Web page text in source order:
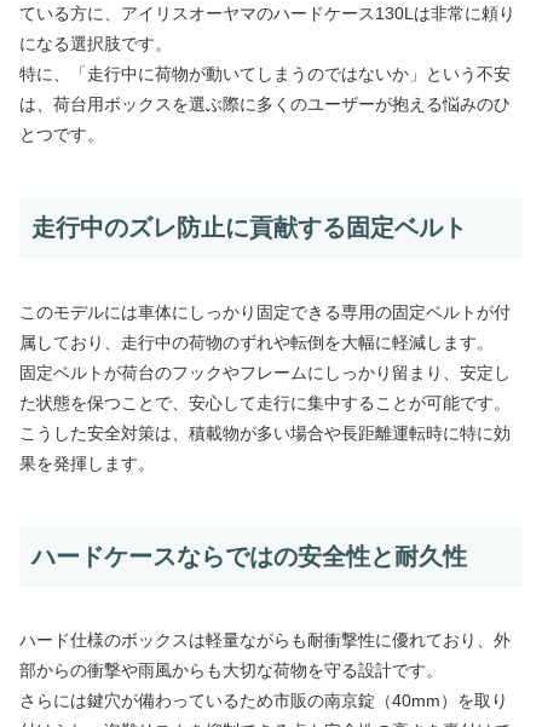
ている方に、アイリスオーヤマのハードケース130Lは非常に頼り
になる選択肢です。
特に、「走行中に荷物が動いてしまうのではないか」という不安
は、荷台用ボックスを選ぶ際に多くのユーザーが抱える悩みのひ
とつです。
走行中のズレ防止に貢献する固定ベルト
このモデルには車体にしっかり固定できる専用の固定ベルトが付
属しており、走行中の荷物のずれや転倒を大幅に軽減します。
固定ベルトが荷台のフックやフレームにしっかり留まり、安定し
た状態を保つことで、安心して走行に集中することが可能です。
こうした安全対策は、積載物が多い場合や長距離運転時に特に効
果を発揮します。
ハードケースならではの安全性と耐久性
ハード仕様のボックスは軽量ながらも耐衝撃性に優れており、外
部からの衝撃や雨風からも大切な荷物を守る設計です。
さらには鍵穴が備わっているため市販の南京錠（40mm）を取り